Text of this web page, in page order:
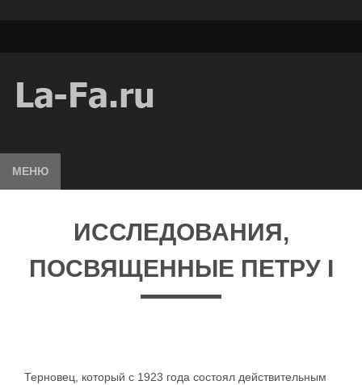
МЕНЮ
ИССЛЕДОВАНИЯ,
ПОСВЯЩЕННЫЕ ПЕТРУ I
Терновец, который с 1923 года состоял действительным